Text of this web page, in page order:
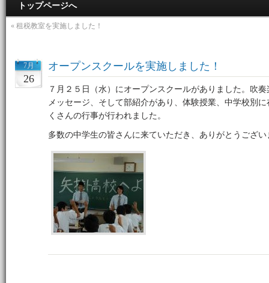
トップページへ
« 租税教室を実施しました！
7月
26
オープンスクールを実施しました！
７月２５日（水）にオープンスクールがありました。吹
メッセージ、そして部紹介があり、体験授業、中学校別
くさんの行事が行われました。
多数の中学生の皆さんに来ていただき、ありがとうござい